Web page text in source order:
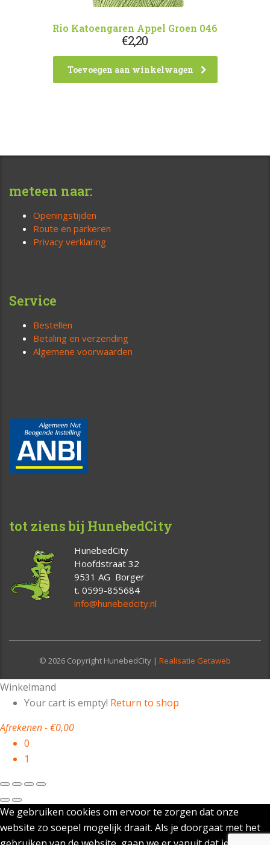
Rio Katoengaren Appel Groen 046
€2,20
Toevoegen aan winkelwagen
meteen naar:
Openingstijden
Route en parkeren
Privacy verklaring
Service
Bestellen
Betaling en verzending
Algemene voorwaarden
tot ziens bij HunebedCity
HunebedCity
Hoofdstraat 32
9531 AG Borger
t. 0599-855684
info@hunebedcity.nl
© 2026 Copyright HunebedCity | Realisatie Getaweb
Winkelmand
Your cart is empty! Return to shop
Afrekenen-€0,00
0
1
We gebruiken cookies om ervoor te zorgen dat onze
website zo soepel mogelijk draait. Als je doorgaat met het